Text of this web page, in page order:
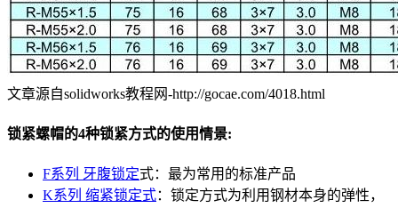
文章源自solidworks教程网-http://gocae.com/4018.html
锁紧螺帽的4种锁紧方式的使用情景:
F系列 牙腹锁定式：最为常用的标准产品
K系列 缩紧锁定式：锁定方式为利用钢材本身的弹性，